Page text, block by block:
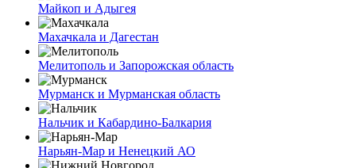
Майкоп и Адыгея
Махачкала и Дагестан
Мелитополь и Запорожская область
Мурманск и Мурманская область
Нальчик и Кабардино-Балкария
Нарьян-Мар и Ненецкий АО